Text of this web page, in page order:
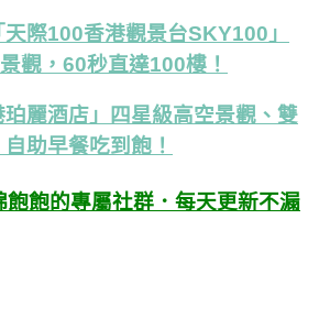
際100香港觀景台SKY100」
觀，60秒直達100樓！
麗酒店」四星級高空景觀、雙
助早餐吃到飽！
飽的專屬社群．每天更新不漏